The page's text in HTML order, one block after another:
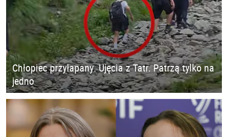
Chłopiec przyłapany. Ujęcia z Tatr. Patrzą tylko na
jedno